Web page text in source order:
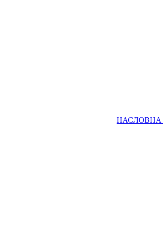
НАСЛОВНА